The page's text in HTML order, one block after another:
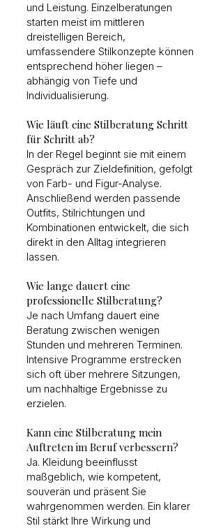
und Leistung. Einzelberatungen
starten meist im mittleren
dreistelligen Bereich,
umfassendere Stilkonzepte können
entsprechend höher liegen –
abhängig von Tiefe und
Individualisierung.
Wie läuft eine Stilberatung Schritt
für Schritt ab?
In der Regel beginnt sie mit einem
Gespräch zur Zieldefinition, gefolgt
von Farb- und Figur-Analyse.
Anschließend werden passende
Outfits, Stilrichtungen und
Kombinationen entwickelt, die sich
direkt in den Alltag integrieren
lassen.
Wie lange dauert eine
professionelle Stilberatung?
Je nach Umfang dauert eine
Beratung zwischen wenigen
Stunden und mehreren Terminen.
Intensive Programme erstrecken
sich oft über mehrere Sitzungen,
um nachhaltige Ergebnisse zu
erzielen.
Kann eine Stilberatung mein
Auftreten im Beruf verbessern?
Ja. Kleidung beeinflusst
maßgeblich, wie kompetent,
souverän und präsent Sie
wahrgenommen werden. Ein klarer
Stil stärkt Ihre Wirkung und